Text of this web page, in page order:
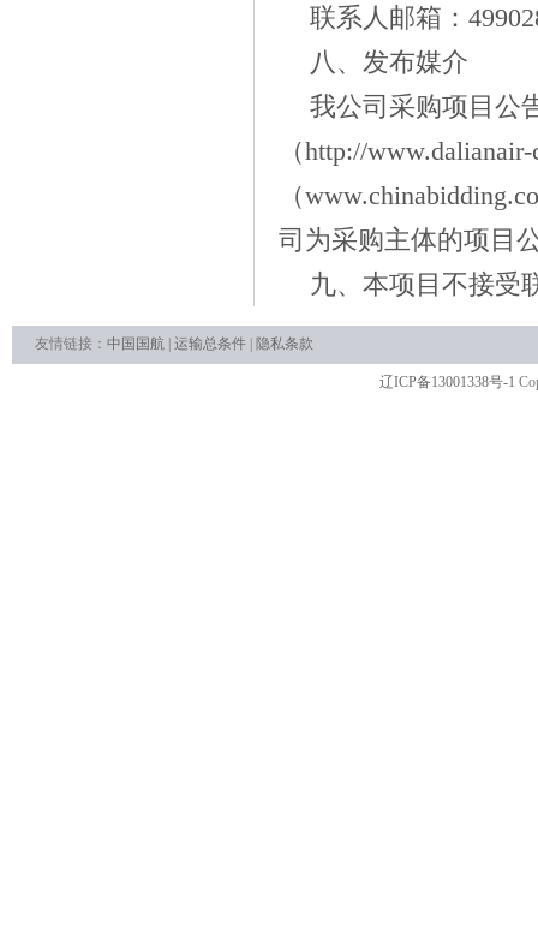
联系人邮箱：
八、发布媒介
我公司采购项目公
（http://www.dalianair-
（
司为采购主体的项目
九、本项目不接受
友情链接： 中国国航 运输总条件 隐私条款
辽ICP备13001338号-1